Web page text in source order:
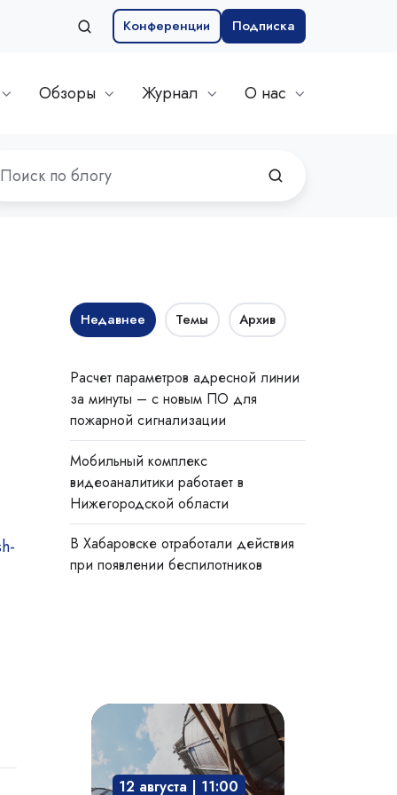
Конференции Подписка
Обзоры Журнал О нас
Недавнее Темы Архив
Расчет параметров адресной линии
за минуты – с новым ПО для
пожарной сигнализации
Мобильный комплекс
видеоаналитики работает в
Нижегородской области
В Хабаровске отработали действия
при появлении беспилотников
Взрывозащита
технологического
оборудования:
защита12 августа | 11:00